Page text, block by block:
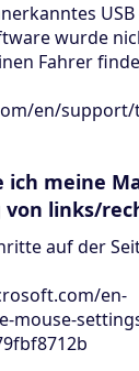
wurde
Fahrer
en/
ich meine
links/
auf der
en-
mouse-